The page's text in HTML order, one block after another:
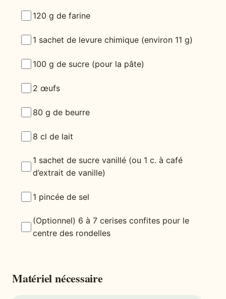
120 g de farine
1 sachet de levure chimique (environ 11 g)
100 g de sucre (pour la pâte)
2 œufs
80 g de beurre
8 cl de lait
1 sachet de sucre vanillé (ou 1 c. à café
d’extrait de vanille)
1 pincée de sel
(Optionnel) 6 à 7 cerises confites pour le
centre des rondelles
Matériel nécessaire